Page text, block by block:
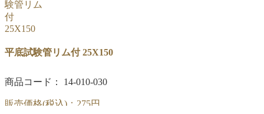
平底試験管リム付 25X150
商品コード： 14-010-030
販売価格(税込)： 275円